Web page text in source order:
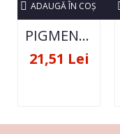
PIGMENT NEON SET 12 CULORI
21,51 Lei
ADAUGĂ ÎN COŞ